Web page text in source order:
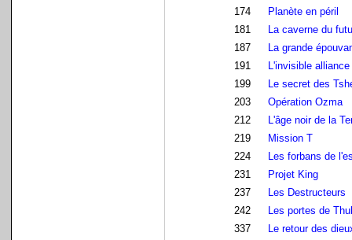
174
Planète en péril
181
La caverne du
187
La grande
191
L'invisible alliance
199
Le secret des
203
Opération Ozma
212
L'âge noir de la
219
Mission T
224
Les forbans de
231
Projet King
237
Les Destructeurs
242
Les portes de
337
Le retour des